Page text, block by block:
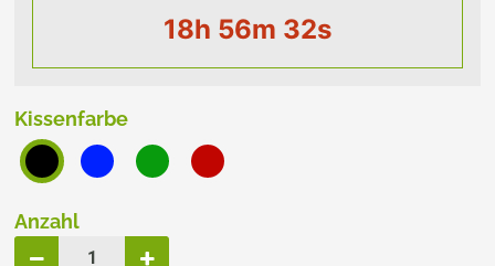
18h 56m 31s
Kissenfarbe
Anzahl